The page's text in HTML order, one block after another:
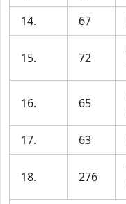
14.
67
15. 72
16. 65
17. 63
18. 276